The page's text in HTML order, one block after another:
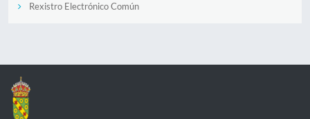
Rexistro Electrónico Común